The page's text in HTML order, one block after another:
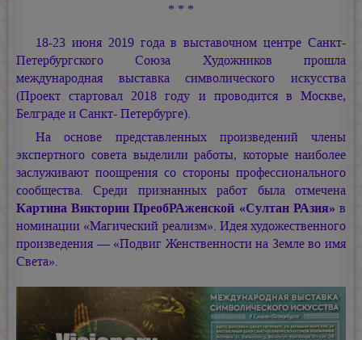
* * *
18-23 июня 2019 года в выставочном центре Санкт-
Петербургского Союза Художников прошла
международная выставка символического искусства
(Проект стартовал 2018 году и проводится в Москве,
Белграде и Санкт- Петербурге).
На основе представленных произведений члены
экспертного совета выделили работы, которые наиболее
заслуживают поощрения со стороны профессионального
сообщества. Среди признанных работ была отмечена
Картина Виктории ПреобРАженской «Султан РАзия» в
номинации «Магический реализм». Идея художественного
произведения — «Подвиг Женственности на Земле во имя
Света».